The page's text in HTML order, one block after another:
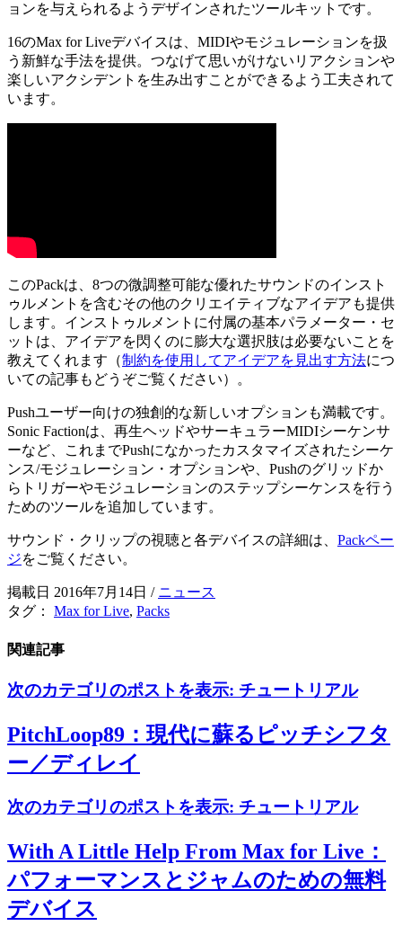
ョンを与えられるようデザインされたツールキットです。
16のMax for Liveデバイスは、MIDIやモジュレーションを扱
う新鮮な手法を提供。つなげて思いがけないリアクションや
楽しいアクシデントを生み出すことができるよう工夫されて
います。
このPackは、8つの微調整可能な優れたサウンドのインスト
ゥルメントを含むその他のクリエイティブなアイデアも提供
します。インストゥルメントに付属の基本パラメーター・セ
ットは、アイデアを閃くのに膨大な選択肢は必要ないことを
教えてくれます（制約を使用してアイデアを見出す方法につ
いての記事もどうぞご覧ください）。
Pushユーザー向けの独創的な新しいオプションも満載です。
Sonic Factionは、再生ヘッドやサーキュラーMIDIシーケンサ
ーなど、これまでPushになかったカスタマイズされたシーケ
ンス/モジュレーション・オプションや、Pushのグリッドか
らトリガーやモジュレーションのステップシーケンスを行う
ためのツールを追加しています。
サウンド・クリップの視聴と各デバイスの詳細は、 Packペー
ジをご覧ください。
掲載日 2016年7月14日 / ニュース
タグ： Max for Live, Packs
関連記事
次のカテゴリのポストを表示: チュートリアル
PitchLoop89：現代に蘇るピッチシフタ
ー／ディレイ
次のカテゴリのポストを表示: チュートリアル
With A Little Help From Max for Live：
パフォーマンスとジャムのための無料
デバイス